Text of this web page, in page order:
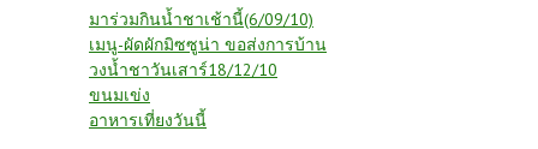
มาร่วมกินน้ำชาเช้านี้(6/09/10)
เมนู-ผัดผักมิซซูน่า ขอส่งการบ้าน
วงน้ำชาวันเสาร์18/12/10
ขนมเข่ง
อาหารเที่ยงวันนี้